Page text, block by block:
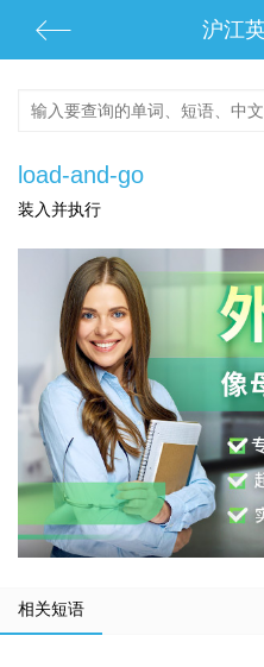
沪江
load-and-go
装入并执行
相关短语